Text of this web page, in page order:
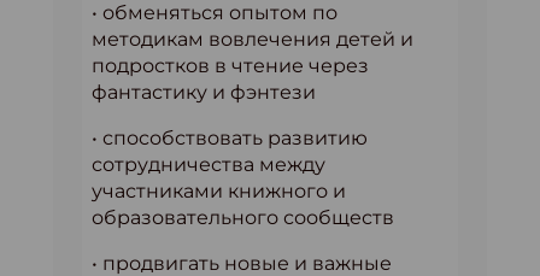
• обменяться опытом по
методикам вовлечения детей и
подростков в чтение через
фантастику и фэнтези
• способствовать развитию
сотрудничества между
участниками книжного и
образовательного сообществ
• продвигать новые и важные